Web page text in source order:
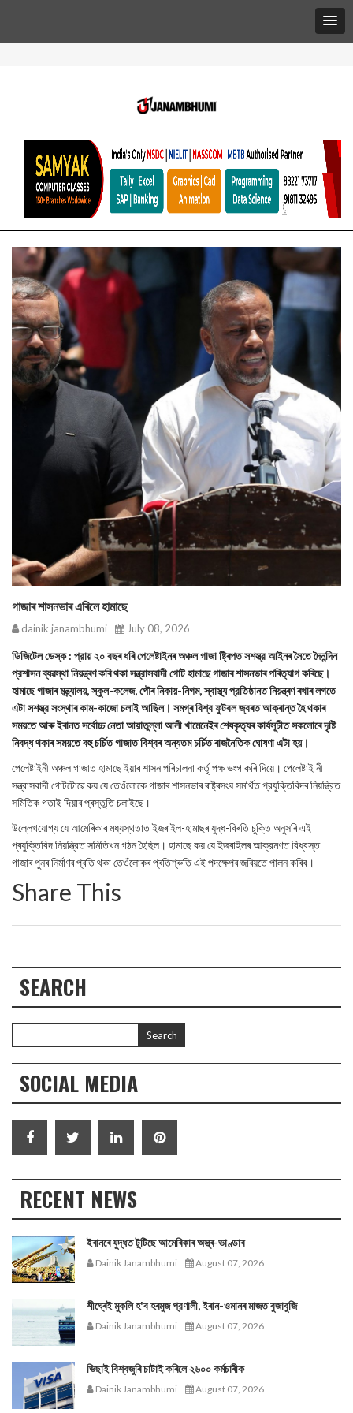
গাজাৰ শাসনভাৰ এৰিলে হামাছে
dainik janambhumi July 08, 2026
ডিজিটেল ডেস্ক : প্রায় ২০ বছৰ ধৰি পেলেষ্টাইনৰ অঞ্চল গাজা ষ্ট্ৰিপত সশস্ত্র আইনৰ সৈতে দৈনন্দিন
প্রশাসন ব্যৱস্থা নিয়ন্ত্ৰণ কৰি থকা সন্ত্রাসবাদী গোট হামাছে গাজাৰ শাসনভাৰ পৰিত্যাগ কৰিছে।
হামাছে গাজাৰ মন্ত্ৰ্যালয়, স্কুল-কলেজ, পৌৰ নিকায়-নিগম, স্বাস্থ্য প্রতিষ্ঠানত নিয়ন্ত্ৰণ ৰখাৰ লগতে
এটা সশস্ত্র সংস্থাৰ কাম-কাজো চলাই আছিল। সমগ্ৰ বিশ্ব ফুটবল জ্বৰত আক্ৰান্ত হৈ থকাৰ
সময়তে আৰু ইৰানত সর্বোচ্চ নেতা আয়াতুল্লা আলী খামেনেইৰ শেষকৃত্যৰ কাৰ্যসূচীত সকলোৰে দৃষ্টি
নিবদ্ধ থকাৰ সময়তে বহু চৰ্চিত গাজাত বিশ্বৰ অন্যতম চর্চিত ৰাজনৈতিক ঘোষণা এটা হয়।
পেলেষ্টাইনী অঞ্চল গাজাত হামাছে ইয়াৰ শাসন পৰিচালনা কর্তৃ পক্ষ ভংগ কৰি দিয়ে। পেলেষ্টাই নী
সন্ত্রাসবাদী গোটটোৱে কয় যে তেওঁলোকে গাজাৰ শাসনভাৰ ৰাষ্ট্ৰসংঘ সমৰ্থিত প্রযুক্তিবিদৰ নিয়ন্ত্রিত
সমিতিক গতাই দিয়াৰ প্ৰস্তুতি চলাইছে।
উল্লেখযোগ্য যে আমেৰিকাৰ মধ্যস্থতাত ইজৰাইল-হামাছৰ যুদ্ধ-বিৰতি চুক্তি অনুসৰি এই
প্ৰযুক্তিবিদ নিয়ন্ত্রিত সমিতিখন গঠন হৈছিল। হামাছে কয় যে ইজৰাইলৰ আক্রমণত বিধ্বস্ত
গাজাৰ পুনৰ নিৰ্মাণৰ প্ৰতি থকা তেওঁলোকৰ প্ৰতিশ্ৰুতি এই পদক্ষেপৰ জৰিয়তে পালন কৰিব।
Share This
SEARCH
SOCIAL MEDIA
RECENT NEWS
ইৰানৰে যুদ্ধত টুটিছে আমেৰিকাৰ অস্ত্ৰ-ভাণ্ডাৰ
Dainik Janambhumi August 07, 2026
শীঘ্ৰেই মুকলি হ'ব হৰমুজ প্রণালী, ইৰান-ওমানৰ মাজত বুজাবুজি
Dainik Janambhumi August 07, 2026
ভিছাই বিশ্বজুৰি চাটাই কৰিলে ২৬০০ কৰ্মচাৰীক
Dainik Janambhumi August 07, 2026